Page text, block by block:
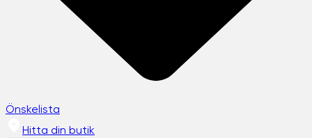
Önskelista
Hitta din butik